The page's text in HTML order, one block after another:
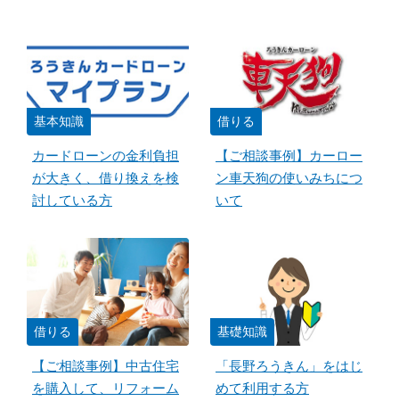
基本知識
カードローンの金利負担
が大きく、借り換えを検
討している方
借りる
【ご相談事例】カーロー
ン車天狗の使いみちにつ
いて
借りる
【ご相談事例】中古住宅
を購入して、リフォーム
基礎知識
「長野ろうきん」をはじ
めて利用する方